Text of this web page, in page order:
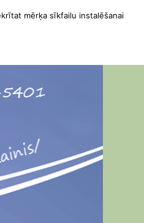
mērķa sīkfailu instalēšanai